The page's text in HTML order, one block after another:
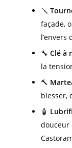
🪛
façade,
l’envers
🔧 Clé à
la
🔨
blesser,
🧴
douceur